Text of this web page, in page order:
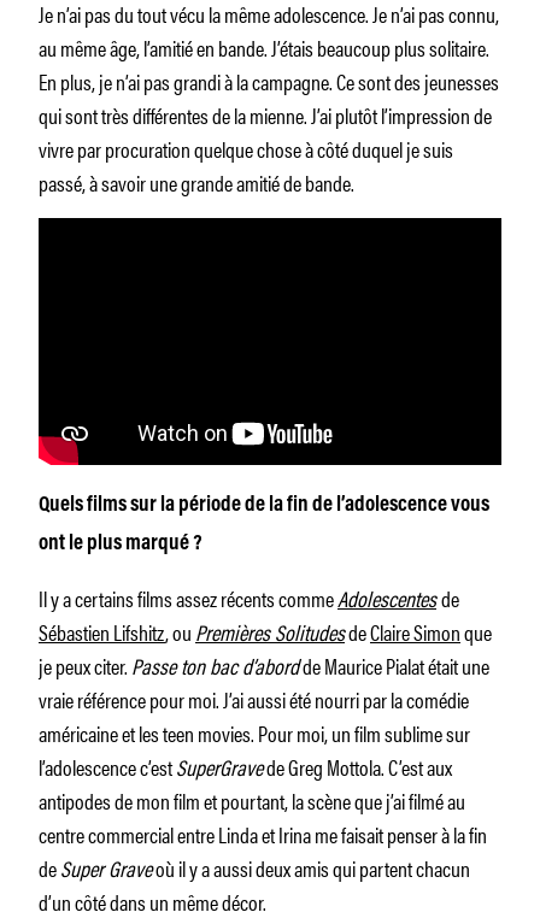
Je n’ai pas du tout vécu la même adolescence. Je n’ai pas connu,
au même âge, l’amitié en bande. J’étais beaucoup plus solitaire.
En plus, je n’ai pas grandi à la campagne. Ce sont des jeunesses
qui sont très différentes de la mienne. J’ai plutôt l’impression de
vivre par procuration quelque chose à côté duquel je suis
passé, à savoir une grande amitié de bande.
Quels films sur la période de la fin de l’adolescence vous
ont le plus marqué ?
Il y a certains films assez récents commeAdolescentesde
Sébastien Lifshitz, ouPremières SolitudesdeClaire Simonque
je peux citer.Passe ton bac d’abordde Maurice Pialat était une
vraie référence pour moi. J’ai aussi été nourri par la comédie
américaine et les teen movies. Pour moi, un film sublime sur
l’adolescence c’estSuperGravede Greg Mottola. C’est aux
antipodes de mon film et pourtant, la scène que j’ai filmé au
centre commercial entre Linda et Irina me faisait penser à la fin
deSuper Graveoù il y a aussi deux amis qui partent chacun
d’un côté dans un même décor.